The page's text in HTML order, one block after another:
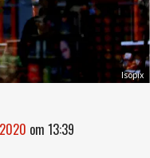
Isopix
om 13:39